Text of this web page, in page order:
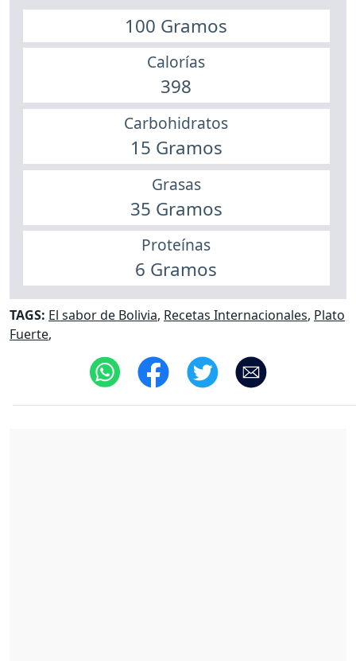
100 Gramos
Calorías
398
Carbohidratos
15 Gramos
Grasas
35 Gramos
Proteínas
6 Gramos
TAGS: El sabor de Bolivia, Recetas Internacionales, Plato
Fuerte,